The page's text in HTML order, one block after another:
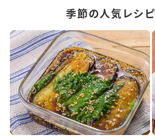
季節の人気レシピ